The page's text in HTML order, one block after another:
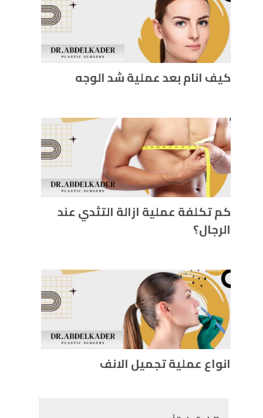
كيف انام بعد عملية شد الوجه
كم تكلفة عملية ازالة التثدي عند
الرجال؟
انواع عملية تجميل الانف